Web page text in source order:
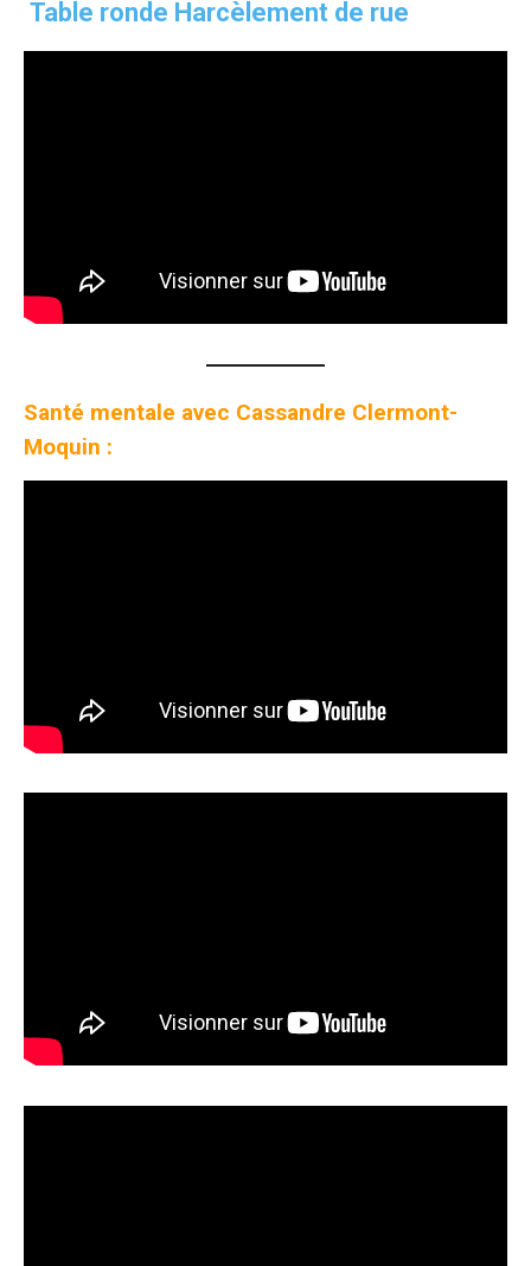
Table ronde Harcèlement de rue
Santé mentale avec Cassandre Clermont-
Moquin :